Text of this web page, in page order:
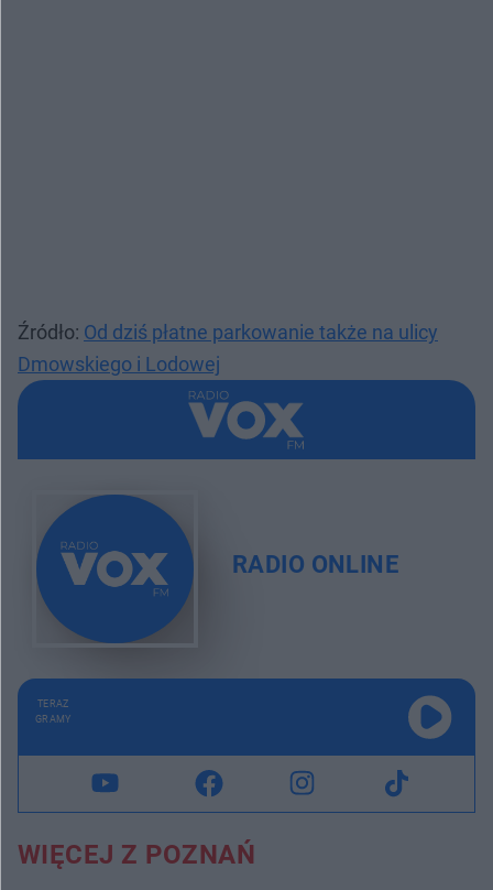
Źródło: Od dziś płatne parkowanie także na ulicy
Dmowskiego i Lodowej
RADIO ONLINE
TERAZ
GRAMY
WIĘCEJ Z POZNAŃ